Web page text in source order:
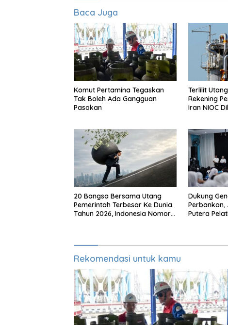
Baca Juga
Komut Pertamina Tegaskan
Tak Boleh Ada Gangguan
Pasokan
Terlilit
Rekening
Iran NIOC
20 Bangsa Bersama Utang
Pemerintah Terbesar Ke Dunia
Tahun 2026, Indonesia Nomor
Dukung
Putera
Rekomendasi untuk kamu